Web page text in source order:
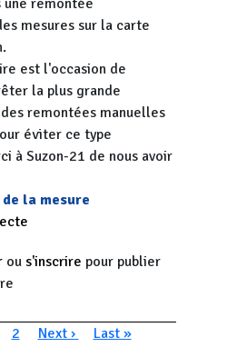
une remontée
mesures sur la carte
est l'occasion de
la plus grande
remontées manuelles
éviter ce type
à Suzon-21 de nous avoir
la mesure
ou s'inscrire pour publier
courante
Page
2 Page suivante
Next › Dernière page
Last »